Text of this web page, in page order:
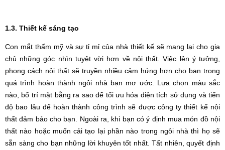
1.3. Thiết kế sáng tạo
Con mắt thẩm mỹ và sự tỉ mỉ của nhà thiết kế sẽ mang lại cho gia
chủ những góc nhìn tuyệt vời hơn về nội thất. Việc lên ý tưởng,
phong cách nội thất sẽ truyền nhiều cảm hứng hơn cho bạn trong
quá trình hoàn thành ngôi nhà bạn mơ ước. Lựa chọn màu sắc
nào, bố trí mặt bằng ra sao để tối ưu hóa diện tích sử dụng và tiến
độ bao lâu để hoàn thành công trình sẽ được công ty thiết kế nội
thất đảm bảo cho bạn. Ngoài ra, khi bạn có ý định mua món đồ nội
thất nào hoặc muốn cải tạo lại phần nào trong ngôi nhà thì họ sẽ
sẵn sàng cho bạn những lời khuyên tốt nhất. Tất nhiên, quyết định